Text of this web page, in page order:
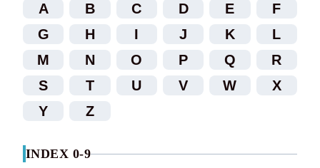
A B C D E
F
G
H I J K
L
M
N O P Q
R
S
T U V W
X
Y
Z
INDEX 0-9